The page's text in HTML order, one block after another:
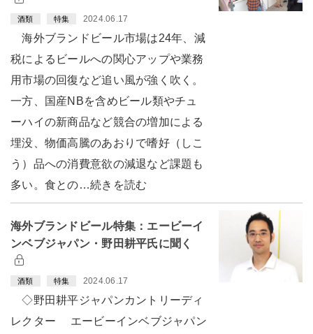
酒類 特集 2024.06.17
海外ブランドビール市場は24年、減
税によるビールへの関心アップや業務
用市場の回復など追い風が強く吹く。
一方、国産NBを含めビール類やチュ
ーハイの新商品など競合の増加による
埋没、物価高騰のあおりで嗜好（しこ
う）品への消費意欲の減退など課題も
多い。食との…続きを読む
海外ブランドビール特集：エービーイ
ンベブジャパン・野田耕平氏に聞く
酒類 特集 2024.06.17
◇野田耕平ジャパンカントリーディ
レクター エービーインベブジャパン